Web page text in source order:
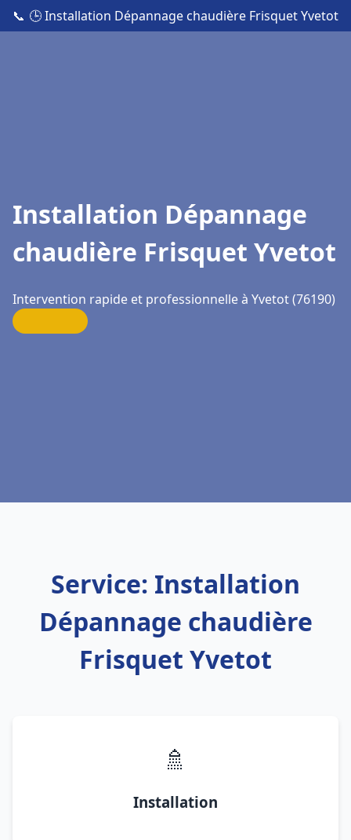
📞 🕒 Installation Dépannage chaudière Frisquet Yvetot
Installation Dépannage
chaudière Frisquet Yvetot
Intervention rapide et professionnelle à Yvetot (76190)
Service: Installation
Dépannage chaudière
Frisquet Yvetot
🚿
Installation